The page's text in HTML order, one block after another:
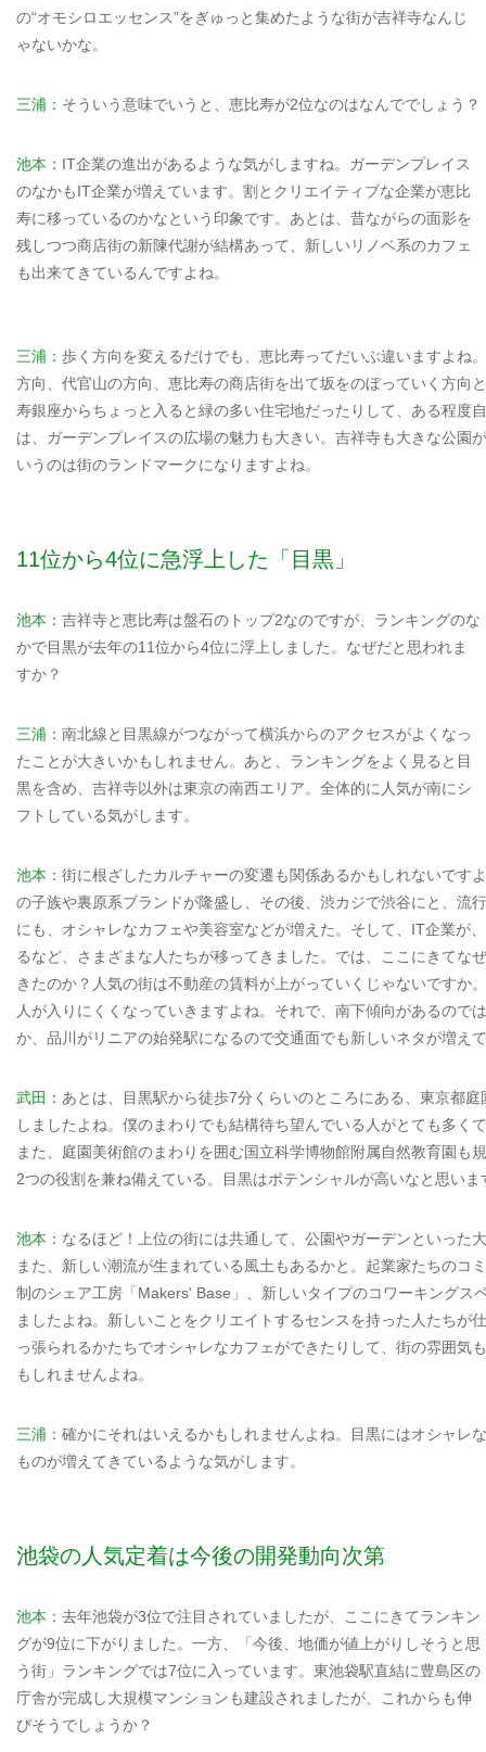
の“オモシロエッセンス”をぎゅっと集めたような街が吉祥寺なんじ
ゃないかな。
三浦： そういう意味でいうと、恵比寿が2位なのはなんででしょう？
池本： IT企業の進出があるような気がしますね。ガーデンプレイス
のなかもIT企業が増えています。割とクリエイティブな企業が恵比
寿に移っているのかなという印象です。あとは、昔ながらの面影を
残しつつ商店街の新陳代謝が結構あって、新しいリノベ系のカフェ
も出来てきているんですよね。
三浦： 歩く方向を変えるだけでも、恵比寿ってだいぶ違いますよね
方向、代官山の方向、恵比寿の商店街を出て坂をのぼっていく方向
寿銀座からちょっと入ると緑の多い住宅地だったりして、ある程度
は、ガーデンプレイスの広場の魅力も大きい。吉祥寺も大きな公園
いうのは街のランドマークになりますよね。
11位から4位に急浮上した「目黒」
池本： 吉祥寺と恵比寿は盤石のトップ2なのですが、ランキングのな
かで目黒が去年の11位から4位に浮上しました。なぜだと思われま
すか？
三浦： 南北線と目黒線がつながって横浜からのアクセスがよくなっ
たことが大きいかもしれません。あと、ランキングをよく見ると目
黒を含め、吉祥寺以外は東京の南西エリア。全体的に人気が南にシ
フトしている気がします。
池本： 街に根ざしたカルチャーの変遷も関係あるかもしれないです
の子族や裏原系ブランドが隆盛し、その後、渋カジで渋谷にと、流
にも、オシャレなカフェや美容室などが増えた。そして、IT企業が
るなど、さまざまな人たちが移ってきました。では、ここにきてな
きたのか？人気の街は不動産の賃料が上がっていくじゃないですか
人が入りにくくなっていきますよね。それで、南下傾向があるので
か、品川がリニアの始発駅になるので交通面でも新しいネタが増え
武田： あとは、目黒駅から徒歩7分くらいのところにある、東京都
しましたよね。僕のまわりでも結構待ち望んでいる人がとても多く
また、庭園美術館のまわりを囲む国立科学博物館附属自然教育園も
2つの役割を兼ね備えている。目黒はポテンシャルが高いなと思いま
池本： なるほど！上位の街には共通して、公園やガーデンといった
また、新しい潮流が生まれている風土もあるかと。起業家たちのコ
制のシェア工房「Makers' Base」、新しいタイプのコワーキングス
ましたよね。新しいことをクリエイトするセンスを持った人たちが
っ張られるかたちでオシャレなカフェができたりして、街の雰囲気
もしれませんよね。
三浦： 確かにそれはいえるかもしれませんよね。目黒にはオシャレ
ものが増えてきているような気がします。
池袋の人気定着は今後の開発動向次第
池本： 去年池袋が3位で注目されていましたが、ここにきてランキン
グが9位に下がりました。一方、「今後、地価が値上がりしそうと思
う街」ランキングでは7位に入っています。東池袋駅直結に豊島区の
庁舎が完成し大規模マンションも建設されましたが、これからも伸
びそうでしょうか？